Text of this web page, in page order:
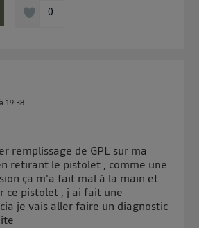
0
à 19:38
remplissage de GPL sur ma
retirant le pistolet , comme une
ça m'a fait mal à la main et
ce pistolet , j ai fait une
je vais aller faire un diagnostic